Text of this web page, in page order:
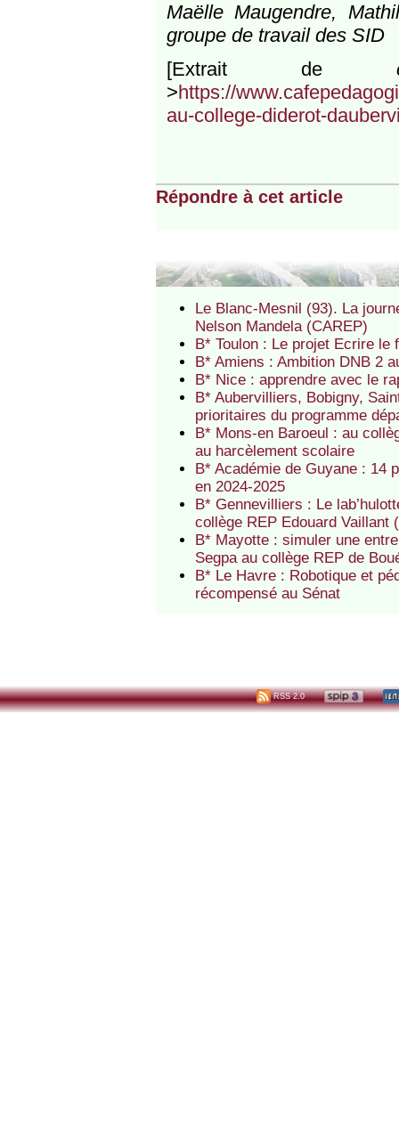
Maëlle Maugendre,
groupe de travail des SID‌
[Extrait de
>https://
au-college-diderot-
Répondre à cet article
Le Blanc-Mesnil (93). La
Nelson Mandela (CAREP)
B* Toulon : Le projet Ecrire le
B* Amiens : Ambition DNB 2
B* Nice : apprendre avec le
B* Aubervilliers, Bobigny,
prioritaires du programme
B* Mons-en Baroeul : au
au harcèlement scolaire
B* Académie de Guyane : 14
en 2024-2025
B* Gennevilliers : Le
collège REP Edouard Vaillant
B* Mayotte : simuler une
Segpa au collège REP de
B* Le Havre : Robotique et
récompensé au Sénat
RSS 2.0